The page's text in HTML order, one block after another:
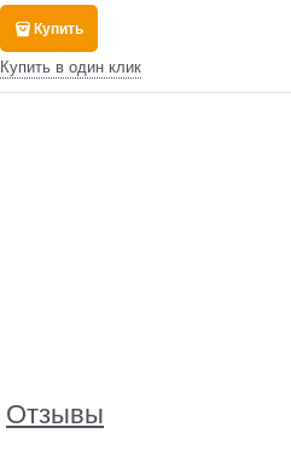
Купить
Купить в один клик
Отзывы